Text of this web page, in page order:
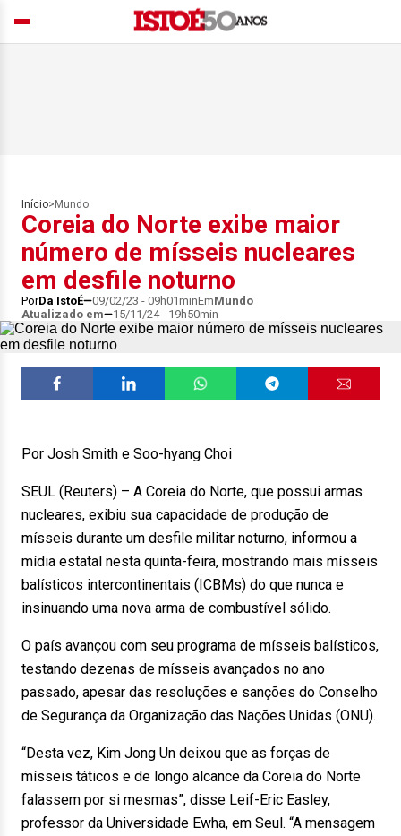
Início> Mundo
Coreia do Norte exibe maior
número de mísseis nucleares
em desfile noturno
PorDa IstoÉ 09/02/23 - 09h01minEmMundo
Atualizado em
15/11/24 - 19h50min
Por Josh Smith e Soo-hyang Choi
SEUL (Reuters) – A Coreia do Norte, que possui armas
nucleares, exibiu sua capacidade de produção de
mísseis durante um desfile militar noturno, informou a
mídia estatal nesta quinta-feira, mostrando mais mísseis
balísticos intercontinentais (ICBMs) do que nunca e
insinuando uma nova arma de combustível sólido.
O país avançou com seu programa de mísseis balísticos,
testando dezenas de mísseis avançados no ano
passado, apesar das resoluções e sanções do Conselho
de Segurança da Organização das Nações Unidas (ONU).
“Desta vez, Kim Jong Un deixou que as forças de
mísseis táticos e de longo alcance da Coreia do Norte
falassem por si mesmas”, disse Leif-Eric Easley,
professor da Universidade Ewha, em Seul. “A mensagem